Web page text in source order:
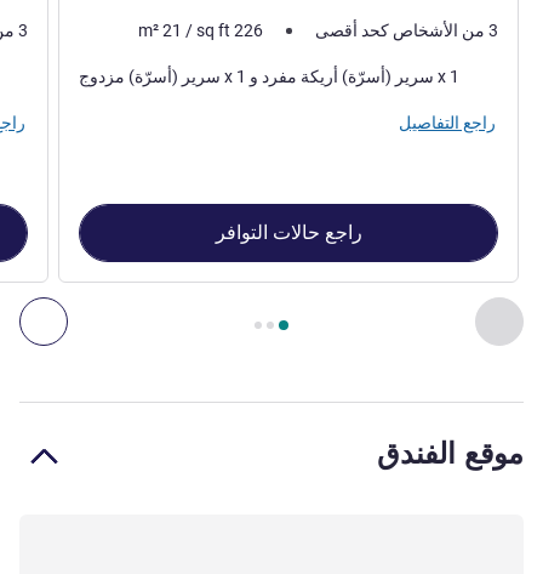
السابق - غرفةالصفحة
3 من الأشخاص كحد أقصى m²21 /sq ft 226
فرش السرير
1 x سرير (أسرّة) أريكة مفرد و 1 x سرير (أسرّة) مزدوج
راجع التفاصيل
راجع حالات التوافر
3 من الأشخاص كحد أقصى
موقع الفندق